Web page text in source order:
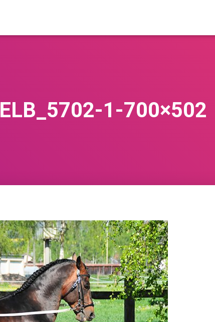
ELB_5702-1-700×502